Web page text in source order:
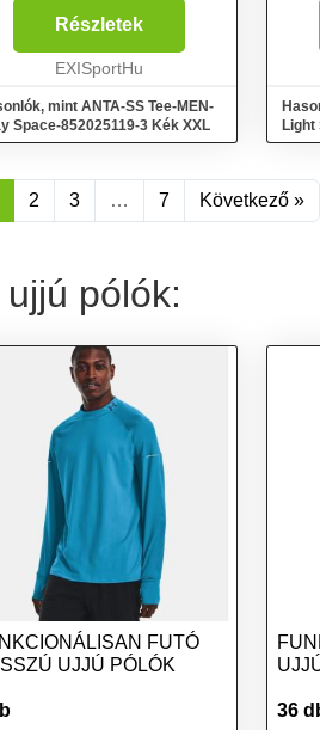
Részletek
EXISportHu
mint ANTA-SS Tee-MEN-
Space-852025119-3 Kék XXL
Az
Light
2 3 … 7 Következő »
pólók:
FUTÓ
UJJÚ PÓLÓK
36